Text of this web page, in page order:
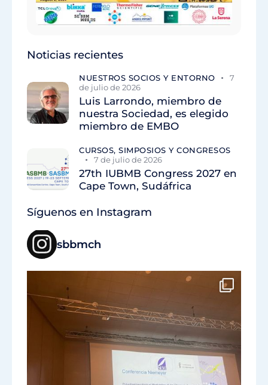
Noticias recientes
NUESTROS SOCIOS Y ENTORNO
7
de julio de 2026
Luis Larrondo, miembro de
nuestra Sociedad, es elegido
miembro de EMBO
CURSOS, SIMPOSIOS Y CONGRESOS
7 de julio de 2026
27th IUBMB Congress 2027 en
Cape Town, Sudáfrica
Síguenos en Instagram
sbbmch